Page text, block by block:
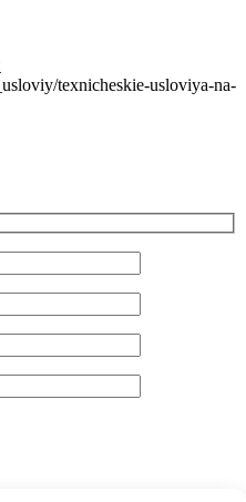
texnicheskie-usloviya-na-